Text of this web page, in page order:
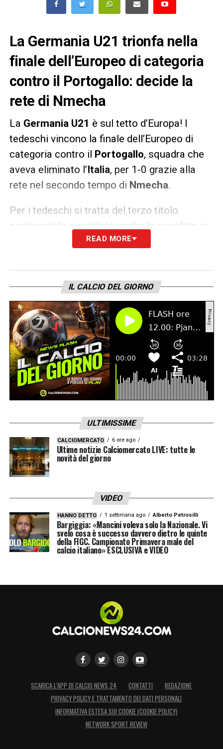
La Germania U21 trionfa nella
finale dell’Europeo di categoria
contro il Portogallo: decide la
rete di Nmecha
La Germania U21 è sul tetto d’Europa! I
tedeschi vincono la finale dell’Europeo di
categoria contro il Portogallo, squadra che
aveva eliminato l’Italia, per 1-0 grazie alla
rete nel secondo tempo di Nmecha.
Per i tedeschi si tratta del terzo titolo
continentale, riscattata anche la sconfitta in
finale di due anni fa contro la
LA PLAYLIST DELLE NOSTRE TOP NEWS
READ MORE
IL CALCIO DEL GIORNO
ULTIMISSIME
CALCIOMERCATO 6 ore ago
Ultime notizie Calciomercato LIVE: tutte le
novità del giorno
VIDEO
HANNO DETTO 1 settimana ago Alberto Petrosilli
Bargiggia: «Mancini voleva solo la Nazionale. Vi
svelo cosa è successo davvero dietro le quinte
della FIGC. Campionato Primavera male del
calcio italiano» ESCLUSIVA e VIDEO
SCARICA L’APP DI CALCIO NEWS 24 CONTATTI
REDAZIONE
PRIVACY POLICY E TRATTAMENTO DEI DATI PERSONALI
INFORMATIVA ESTESA SUI COOKIE (COOKIE POLICY)
NETWORK SPORT REVIEW